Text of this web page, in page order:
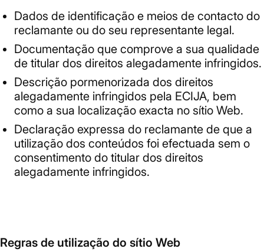
Dados de identificação e meios de contacto do
reclamante ou do seu representante legal.
Documentação que comprove a sua qualidade
de titular dos direitos alegadamente infringidos.
Descrição pormenorizada dos direitos
alegadamente infringidos pela ECIJA, bem
como a sua localização exacta no sítio Web.
Declaração expressa do reclamante de que a
utilização dos conteúdos foi efectuada sem o
consentimento do titular dos direitos
alegadamente infringidos.
Regras de utilização do sítio Web